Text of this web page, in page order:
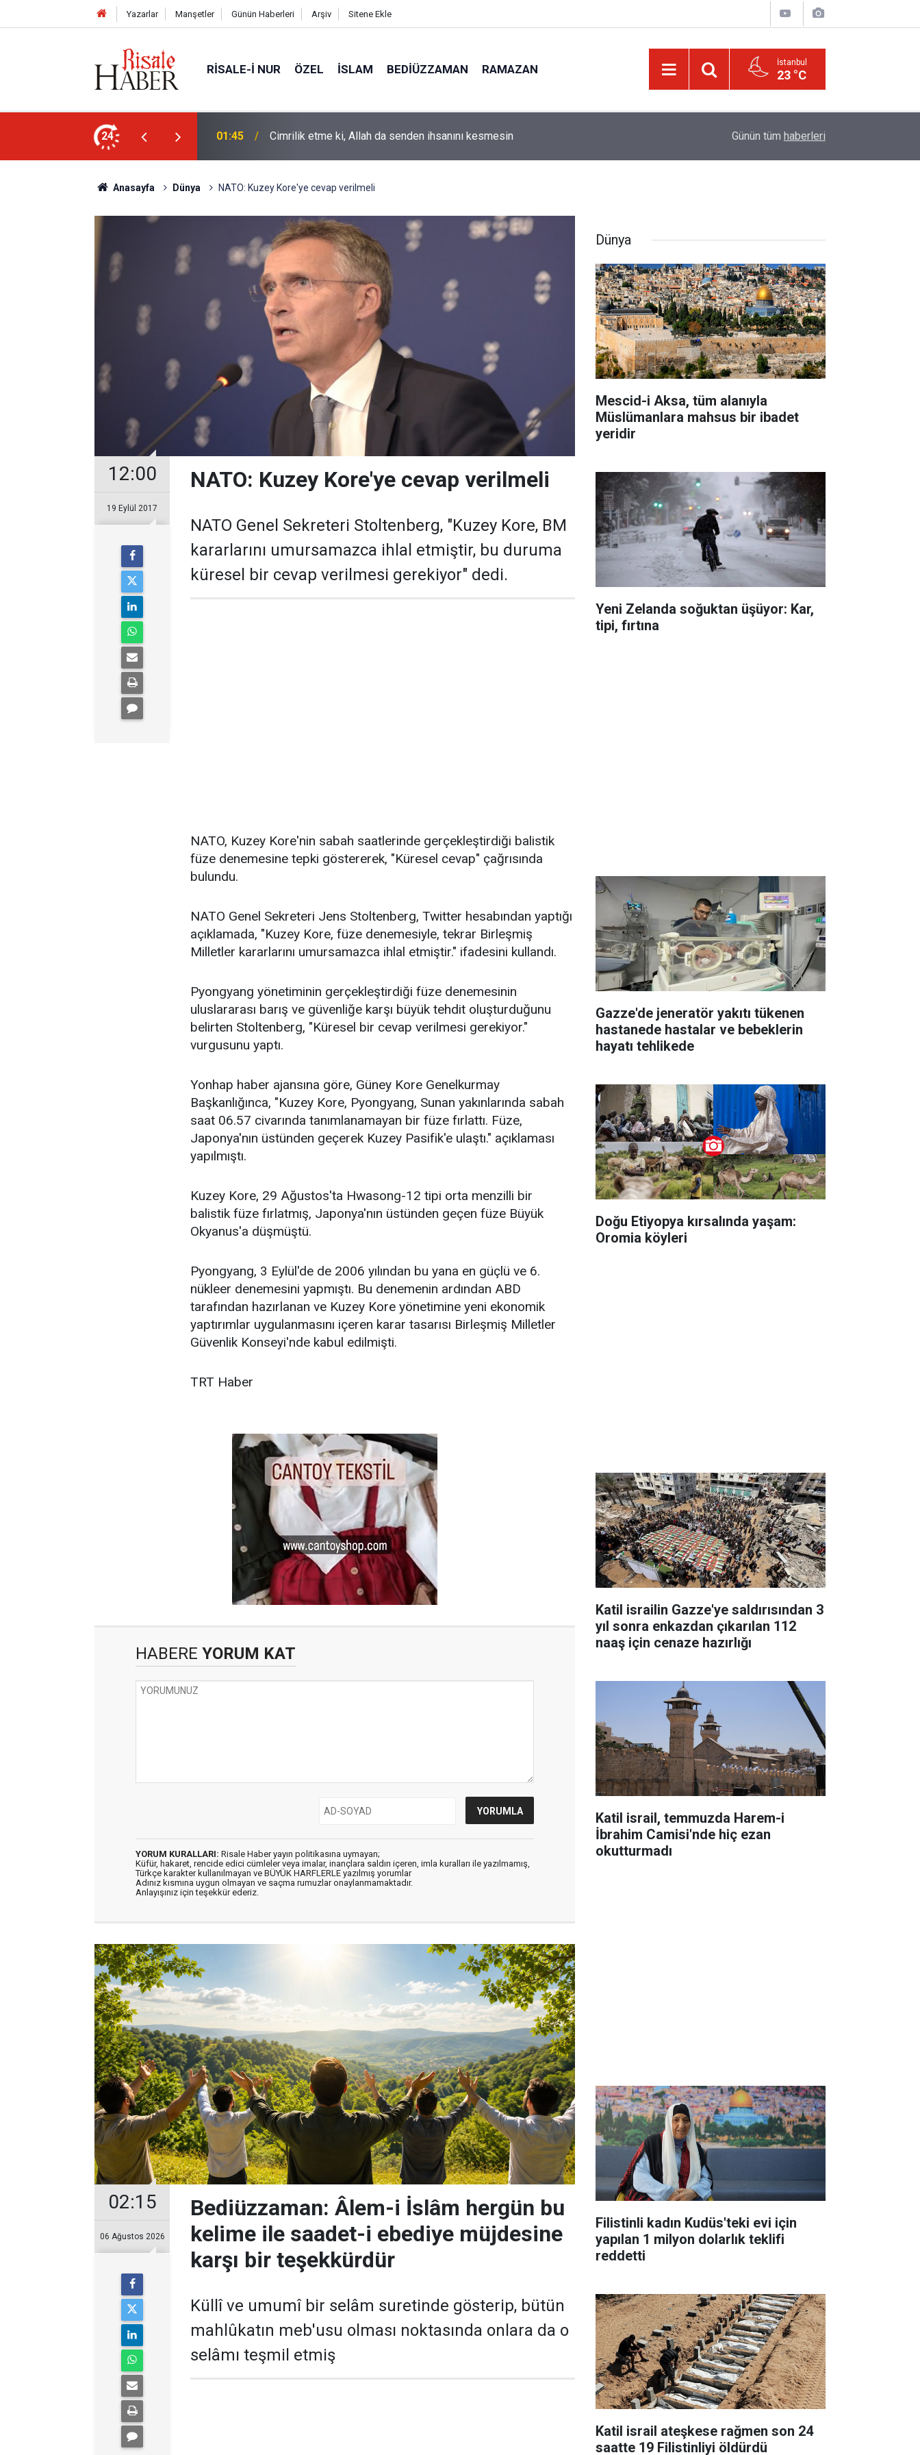
Yazarlar Manşetler Günün Haberleri Arşiv Sitene Ekle
RISALE-I NUR ÖZEL İSLAM BEDIÜZZAMAN RAMAZAN İstanbul
23 °C
24
bu kelime ile saadet-i ebediye müjdesine
01:45 Cimrilik etme ki, Allah da senden ihsanını kesmesin Bildirilmedi mi ki insan için, kendi çalıştığından
Günün tüm haberleri
Anasayfa Dünya NATO: Kuzey Kore'ye cevap verilmeli
12:00
19 Eylül 2017
NATO: Kuzey Kore'ye cevap verilmeli
NATO Genel Sekreteri Stoltenberg, "Kuzey Kore, BM
kararlarını umursamazca ihlal etmiştir, bu duruma
küresel bir cevap verilmesi gerekiyor" dedi.
NATO, Kuzey Kore'nin sabah saatlerinde gerçekleştirdiği balistik
füze denemesine tepki göstererek, "Küresel cevap" çağrısında
bulundu.
NATO Genel Sekreteri Jens Stoltenberg, Twitter hesabından yaptığı
açıklamada, "Kuzey Kore, füze denemesiyle, tekrar Birleşmiş
Milletler kararlarını umursamazca ihlal etmiştir." ifadesini kullandı.
Pyongyang yönetiminin gerçekleştirdiği füze denemesinin
uluslararası barış ve güvenliğe karşı büyük tehdit oluşturduğunu
belirten Stoltenberg, "Küresel bir cevap verilmesi gerekiyor."
vurgusunu yaptı.
Yonhap haber ajansına göre, Güney Kore Genelkurmay
Başkanlığınca, "Kuzey Kore, Pyongyang, Sunan yakınlarında sabah
saat 06.57 civarında tanımlanamayan bir füze fırlattı. Füze,
Japonya'nın üstünden geçerek Kuzey Pasifik'e ulaştı." açıklaması
yapılmıştı.
Kuzey Kore, 29 Ağustos'ta Hwasong-12 tipi orta menzilli bir
balistik füze fırlatmış, Japonya'nın üstünden geçen füze Büyük
Okyanus'a düşmüştü.
Pyongyang, 3 Eylül'de de 2006 yılından bu yana en güçlü ve 6.
nükleer denemesini yapmıştı. Bu denemenin ardından ABD
tarafından hazırlanan ve Kuzey Kore yönetimine yeni ekonomik
yaptırımlar uygulanmasını içeren karar tasarısı Birleşmiş Milletler
Güvenlik Konseyi'nde kabul edilmişti.
TRT Haber
HABERE YORUM KAT
YORUM KURALLARI: Risale Haber yayın politikasına uymayan;
Küfür, hakaret, rencide edici cümleler veya imalar, inançlara saldırı içeren, imla kuralları ile yazılmamış,
Türkçe karakter kullanılmayan ve BÜYÜK HARFLERLE yazılmış yorumlar
Adınız kısmına uygun olmayan ve saçma rumuzlar onaylanmamaktadır.
Anlayışınız için teşekkür ederiz.
02:15
06 Ağustos 2026
Bediüzzaman: Âlem-i İslâm hergün bu
kelime ile saadet-i ebediye müjdesine
karşı bir teşekkürdür
Küllî ve umumî bir selâm suretinde gösterip, bütün
mahlûkatın meb'usu olması noktasında onlara da o
selâmı teşmil etmiş
Dünya
Mescid-i Aksa, tüm alanıyla
Müslümanlara mahsus bir ibadet
yeridir
Yeni Zelanda soğuktan üşüyor: Kar,
tipi, fırtına
Gazze'de jeneratör yakıtı tükenen
hastanede hastalar ve bebeklerin
hayatı tehlikede
Doğu Etiyopya kırsalında yaşam:
Oromia köyleri
Katil israilin Gazze'ye saldırısından 3
yıl sonra enkazdan çıkarılan 112
naaş için cenaze hazırlığı
Katil israil, temmuzda Harem-i
İbrahim Camisi'nde hiç ezan
okutturmadı
Filistinli kadın Kudüs'teki evi için
yapılan 1 milyon dolarlık teklifi
reddetti
Katil israil ateşkese rağmen son 24
saatte 19 Filistinliyi öldürdü